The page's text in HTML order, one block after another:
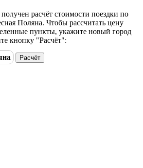
расчёт стоимости поездки по
Поляна. Чтобы рассчитать цену
пункты, укажите новый город
кнопку "Расчёт":
Расчёт